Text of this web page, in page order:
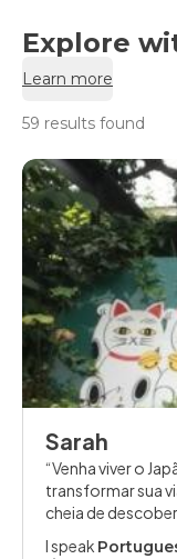
Explore
Learn more
59 results found
Sarah
Venha viver o
transformar sua
cheia de
I speak